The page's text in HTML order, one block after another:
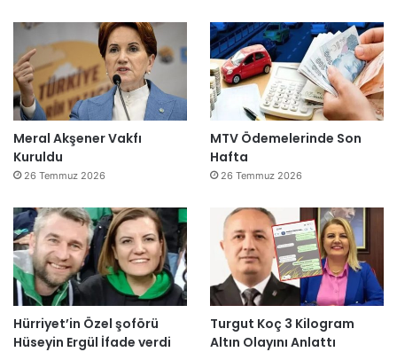
Meral Akşener Vakfı
Kuruldu
26 Temmuz 2026
MTV Ödemelerinde Son
Hafta
26 Temmuz 2026
Hürriyet’in Özel şoförü
Hüseyin Ergül İfade verdi
Turgut Koç 3 Kilogram
Altın Olayını Anlattı